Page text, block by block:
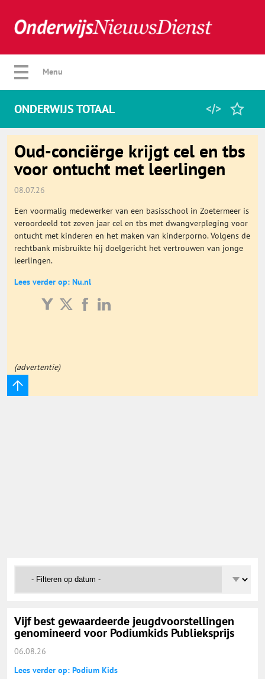
Verberg menu
Home
Categorie
Algemeen
Onderwijs Totaal
Basisonderwijs
@onderwijsnieuws
Vacaturewijzer Basisonderwijs
Menu
ONDERWIJS TOTAAL
Oud-conciërge krijgt cel en tbs
voor ontucht met leerlingen
08.07.26
Een voormalig medewerker van een basisschool in Zoetermeer is
veroordeeld tot zeven jaar cel en tbs met dwangverpleging voor
ontucht met kinderen en het maken van kinderporno. Volgens de
rechtbank misbruikte hij doelgericht het vertrouwen van jonge
leerlingen.
Lees verder op: Nu.nl
(advertentie)
Vijf best gewaardeerde jeugdvoorstellingen
genomineerd voor Podiumkids Publieksprijs
06.08.26
Lees verder op: Podium Kids